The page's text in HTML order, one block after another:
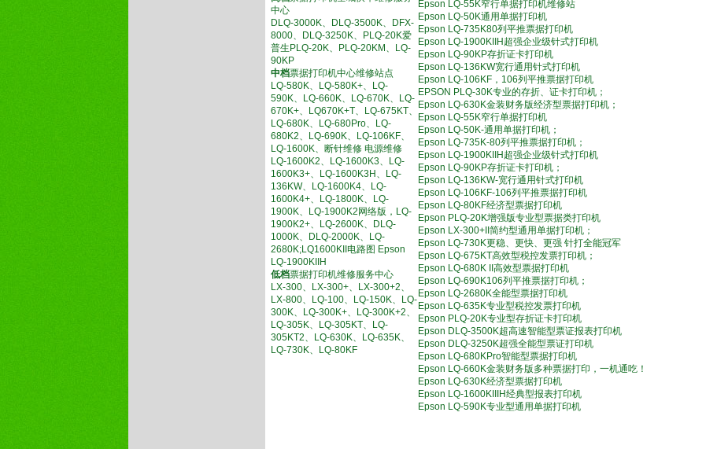
中心
DLQ-3000K、DLQ-3500K、DFX-
8000、DLQ-3250K、PLQ-20K爱
普生PLQ-20K、PLQ-20KM、LQ-
90KP
中档票据打印机中心维修站点
LQ-580K、LQ-580K+、LQ-
590K、LQ-660K、LQ-670K、LQ-
670K+、LQ670K+T、LQ-675KT、
LQ-680K、LQ-680Pro、LQ-
680K2、LQ-690K、LQ-106KF、
LQ-1600K、断针维修 电源维修
LQ-1600K2、LQ-1600K3、LQ-
1600K3+、LQ-1600K3H、LQ-
136KW、LQ-1600K4、LQ-
1600K4+、LQ-1800K、LQ-
1900K、LQ-1900K2网络版，LQ-
1900K2+、LQ-2600K、DLQ-
1000K、DLQ-2000K、LQ-
2680K;LQ1600KII电路图 Epson
LQ-1900KIIH
低档票据打印机维修服务中心
LX-300、LX-300+、LX-300+2、
LX-800、LQ-100、LQ-150K、LQ-
300K、LQ-300K+、LQ-300K+2、
LQ-305K、LQ-305KT、LQ-
305KT2、LQ-630K、LQ-635K、
LQ-730K、LQ-80KF
Epson LQ-55K窄行单据打印机维修站
Epson LQ-50K通用单据打印机
Epson LQ-735K80列平推票据打印机
Epson LQ-1900KIIH超强企业级针式打印机
Epson LQ-90KP存折证卡打印机
Epson LQ-136KW宽行通用针式打印机
Epson LQ-106KF，106列平推票据打印机
EPSON PLQ-30K专业的存折、证卡打印机；
Epson LQ-630K金装财务版经济型票据打印机；
Epson LQ-55K窄行单据打印机
Epson LQ-50K-通用单据打印机；
Epson LQ-735K-80列平推票据打印机；
Epson LQ-1900KIIH超强企业级针式打印机
Epson LQ-90KP存折证卡打印机；
Epson LQ-136KW-宽行通用针式打印机
Epson LQ-106KF-106列平推票据打印机
Epson LQ-80KF经济型票据打印机
Epson PLQ-20K增强版专业型票据类打印机
Epson LX-300+II简约型通用单据打印机；
Epson LQ-730K更稳、更快、更强 针打全能冠军
Epson LQ-675KT高效型税控发票打印机；
Epson LQ-680K II高效型票据打印机
Epson LQ-690K106列平推票据打印机；
Epson LQ-2680K全能型票据打印机
Epson LQ-635K专业型税控发票打印机
Epson PLQ-20K专业型存折证卡打印机
Epson DLQ-3500K超高速智能型票证报表打印机
Epson DLQ-3250K超强全能型票证打印机
Epson LQ-680KPro智能型票据打印机
Epson LQ-660K金装财务版多种票据打印，一机通吃！
Epson LQ-630K经济型票据打印机
Epson LQ-1600KIIIH经典型报表打印机
Epson LQ-590K专业型通用单据打印机